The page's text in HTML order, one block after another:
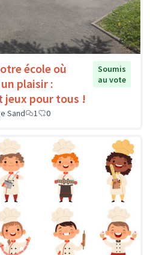
école où
plaisir :
jeux pour tous !
Soumis
au vote
Sand 1 0